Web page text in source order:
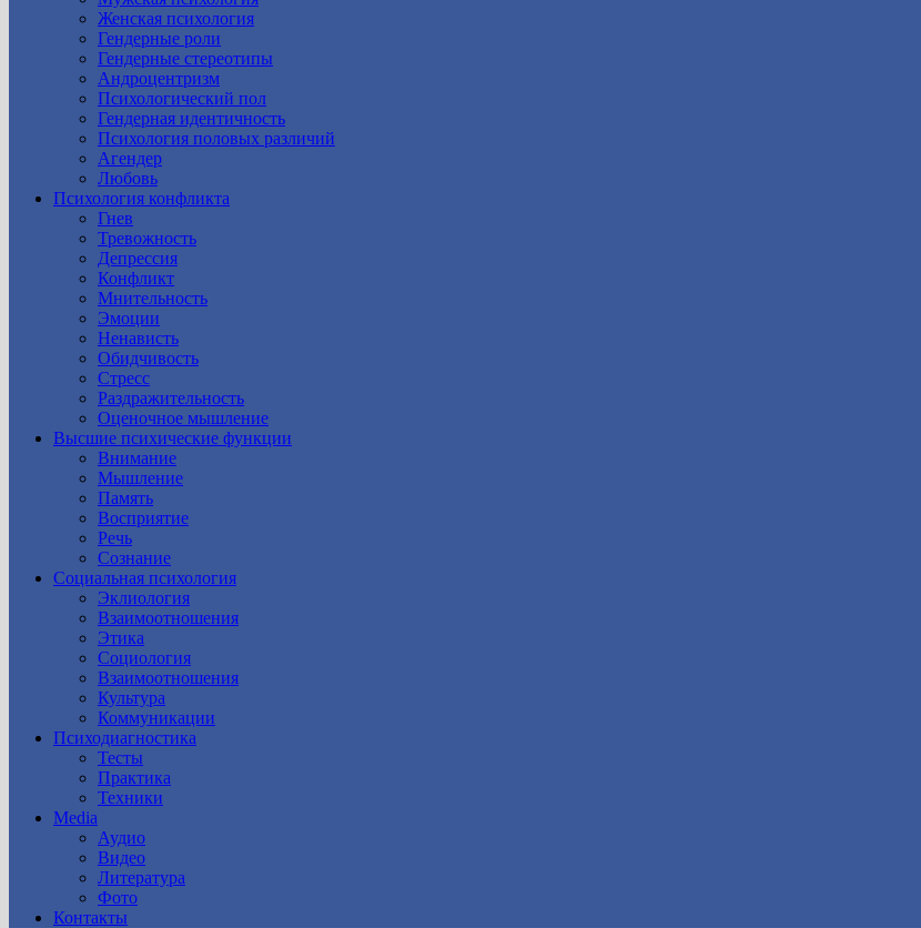
Женская психология
Гендерные роли
Гендерные стереотипы
Андроцентризм
Психологический пол
Гендерная идентичность
Психология половых различий
Агендер
Любовь
Психология конфликта
Гнев
Тревожность
Депрессия
Конфликт
Мнительность
Эмоции
Ненависть
Обидчивость
Стресс
Раздражительность
Оценочное мышление
Высшие психические функции
Внимание
Мышление
Память
Восприятие
Речь
Сознание
Социальная психология
Эклиология
Взаимоотношения
Этика
Социология
Взаимоотношения
Культура
Коммуникации
Психодиагностика
Тесты
Практика
Техники
Media
Аудио
Видео
Литература
Фото
Контакты